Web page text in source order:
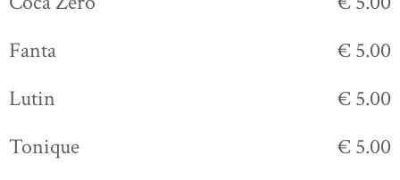
Fanta
€ 5.00
Lutin
€ 5.00
Tonique
€ 5.00